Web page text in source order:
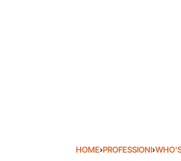
HOME›PROFESSIONI›